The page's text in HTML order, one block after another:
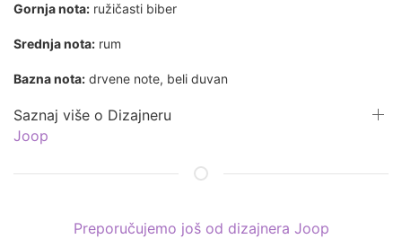
Gornja nota: ružičasti biber
Srednja nota: rum
Bazna nota: drvene note, beli duvan
Saznaj više o Dizajneru
Joop
Preporučujemo još od dizajnera Joop